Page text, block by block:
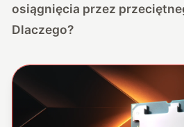
osiągnięcia przez
Dlaczego?